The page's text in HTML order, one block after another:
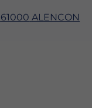
61000 ALENCON